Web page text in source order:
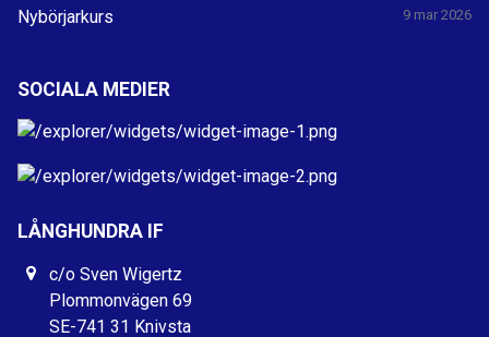
Nybörjarkurs 9 mar 2026
SOCIALA MEDIER
LÅNGHUNDRA IF
c/o Sven Wigertz
Plommonvägen 69
SE-741 31 Knivsta